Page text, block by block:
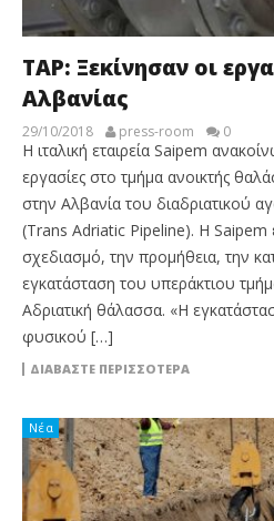
ΤΑΡ: Ξεκίνησαν οι
Αλβανίας
29/10/2018 press-room 0
Η ιταλική εταιρεία Saipem
εργασίες στο τμήμα ανοικτής
στην Αλβανία του διαδριατικού
(Trans Adriatic Pipeline). Η Saipem
σχεδιασμό, την προμήθεια, την
εγκατάσταση του υπεράκτιου
Αδριατική θάλασσα. «Η
φυσικού […]
ΔΙΑΒΆΣΤΕ ΠΕΡΙΣΣΌΤΕΡΑ
Νέα